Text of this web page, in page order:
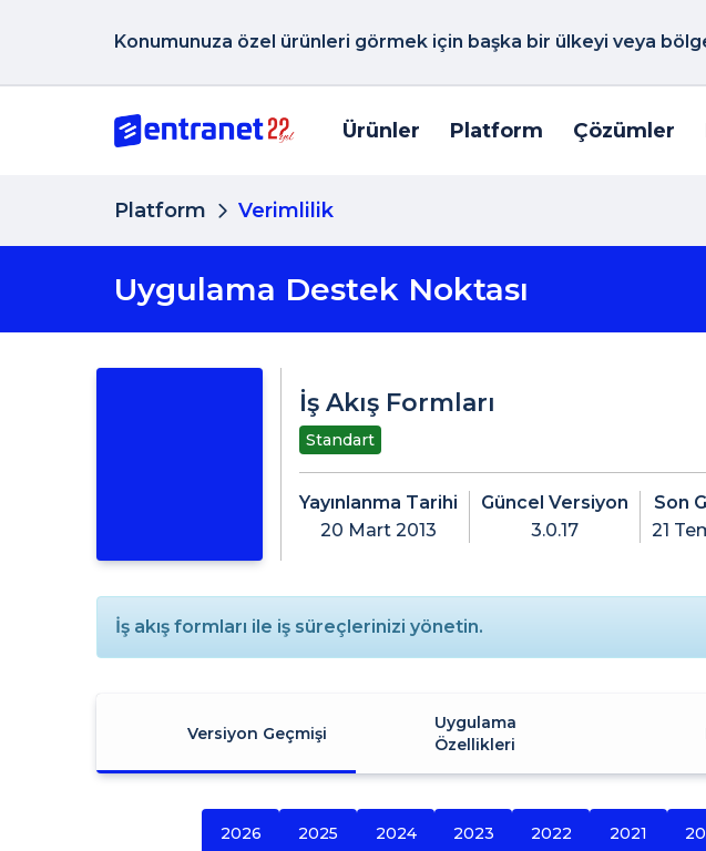
Konumunuza özel ürünleri görmek için başka bir ülkeyi veya
Ürünler Platform Çözümler
Platform Verimlilik
Uygulama Destek Noktası
İş Akış Formları
Standart
Yayınlanma Tarihi
20 Mart 2013
Güncel Versiyon
3.0.17
Son
21
İş akış formları ile iş süreçlerinizi yönetin.
Versiyon Geçmişi
Uygulama
Özellikleri
2026 2025 2024 2023 2022 2021